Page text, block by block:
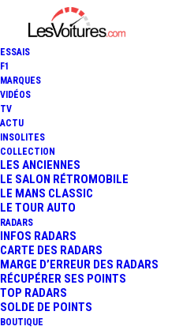
ESSAIS
F1
MARQUES
VIDÉOS
TV
ACTU
INSOLITES
COLLECTION
LES ANCIENNES
LE SALON RÉTROMOBILE
LE MANS CLASSIC
LE TOUR AUTO
RADARS
INFOS RADARS
CARTE DES RADARS
MARGE D’ERREUR DES RADARS
RÉCUPÉRER SES POINTS
TOP RADARS
SOLDE DE POINTS
BOUTIQUE
OFFREZ-
DE LA
2 Minutes